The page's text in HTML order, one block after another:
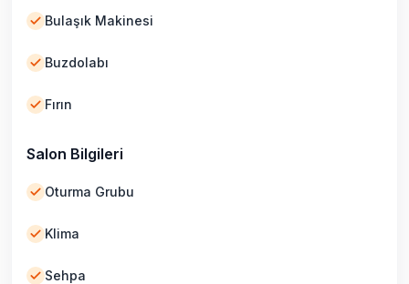
Bulaşık Makinesi
Buzdolabı
Fırın
Salon Bilgileri
Oturma Grubu
Klima
Sehpa